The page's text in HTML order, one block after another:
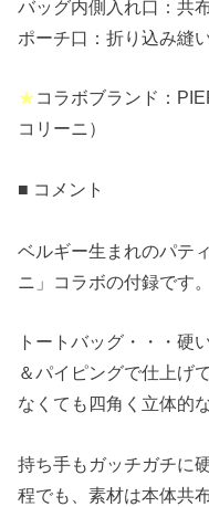
バッグ内側入れ口：共
ポーチ口：折り込み縫
★コラボブランド：
コリーニ）
■ コメント
ベルギー生まれのパテ
ニ」コラボの付録です。
トートバッグ・・・硬
＆パイピングで仕上げ
なくても四角く立体的
持ち手もガッチガチに
程でも、素材は本体共